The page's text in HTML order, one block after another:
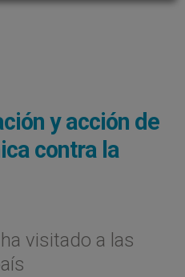
y acción de
contra la
visitado a las